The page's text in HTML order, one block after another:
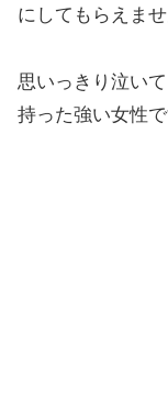
にしてもらえませ
思いっきり泣い
持った強い女性で